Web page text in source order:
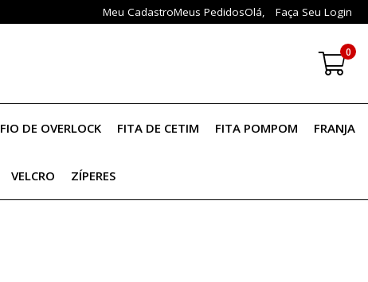
Meu CadastroMeus PedidosOlá, Faça Seu Login
FIO DE OVERLOCK FITA DE CETIM FITA POMPOM FRANJA
VELCRO ZÍPERES
0